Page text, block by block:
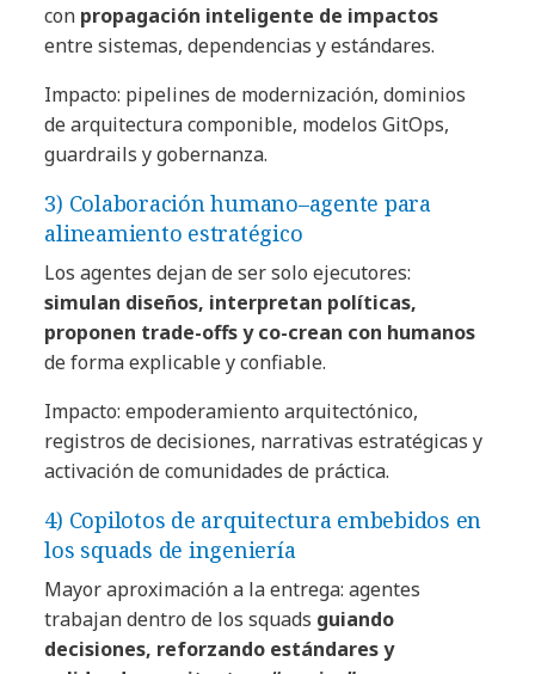
con propagación inteligente de impactos
entre sistemas, dependencias y estándares.
Impacto: pipelines de modernización, dominios
de arquitectura componible, modelos GitOps,
guardrails y gobernanza.
3) Colaboración humano–agente para
alineamiento estratégico
Los agentes dejan de ser solo ejecutores:
simulan diseños, interpretan políticas,
proponen trade-offs y co-crean con humanos
de forma explicable y confiable.
Impacto: empoderamiento arquitectónico,
registros de decisiones, narrativas estratégicas y
activación de comunidades de práctica.
4) Copilotos de arquitectura embebidos en
los squads de ingeniería
Mayor aproximación a la entrega: agentes
trabajan dentro de los squads guiando
decisiones, reforzando estándares y